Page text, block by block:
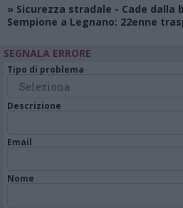
» Sicurezza stradale - Cade dalla
Sempione a Legnano: 22enne
SEGNALA ERRORE
Tipo di problema
Descrizione
Email
Nome